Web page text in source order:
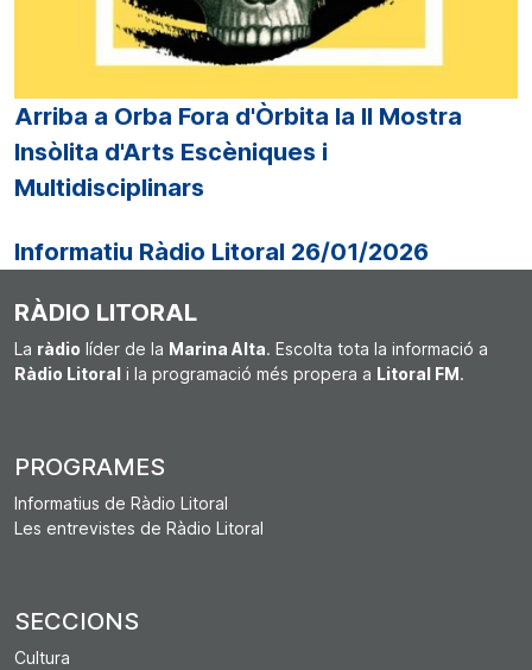
Arriba a Orba Fora d'Òrbita la II Mostra
Insòlita d'Arts Escèniques i
Multidisciplinars
Informatiu Ràdio Litoral 26/01/2026
RÀDIO LITORAL
La ràdio líder de la Marina Alta. Escolta tota la informació a
Ràdio Litoral i la programació més propera a Litoral FM.
PROGRAMES
Informatius de Ràdio Litoral
Les entrevistes de Ràdio Litoral
SECCIONS
Cultura